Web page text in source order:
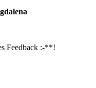
Feedback :-**!